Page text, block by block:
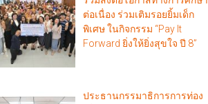
ต่อเนื่อง ร่วมเติมรอยยิ้มเด็ก
พิเศษ ในกิจกรรม “Pay It
Forward ยิ่งให้ยิ่งสุขใจ ปี 8”
ประธานกรรมาธิการการท่อง